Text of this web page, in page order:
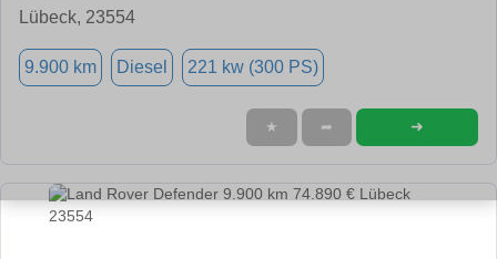
Lübeck, 23554
9.900 km Diesel 221 kw (300 PS)
★ ➦ ➜